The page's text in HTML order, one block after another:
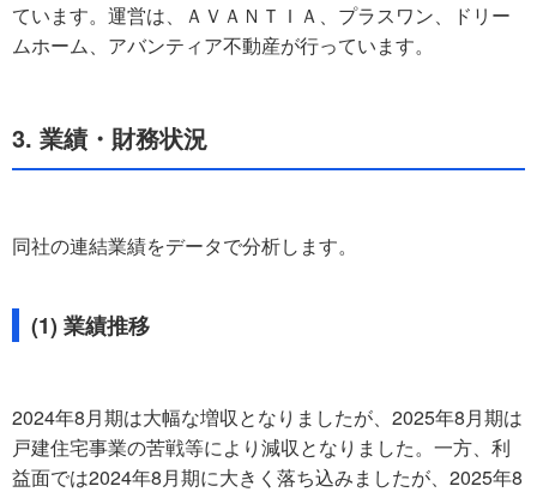
ています。運営は、ＡＶＡＮＴＩＡ、プラスワン、ドリー
ムホーム、アバンティア不動産が行っています。
3. 業績・財務状況
同社の連結業績をデータで分析します。
(1) 業績推移
2024年8月期は大幅な増収となりましたが、2025年8月期は
戸建住宅事業の苦戦等により減収となりました。一方、利
益面では2024年8月期に大きく落ち込みましたが、2025年8